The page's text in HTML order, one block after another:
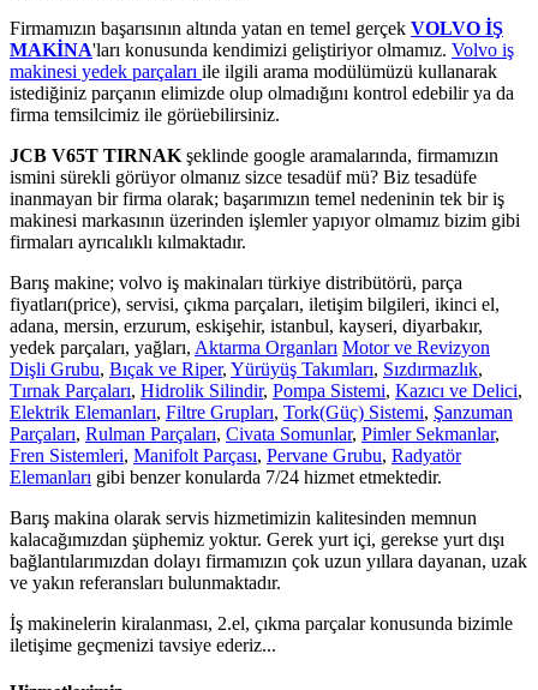
Firmamızın başarısının altında yatan en temel gerçek VOLVO İŞ
MAKİNA'ları konusunda kendimizi geliştiriyor olmamız. Volvo iş
makinesi yedek parçaları ile ilgili arama modülümüzü kullanarak
istediğiniz parçanın elimizde olup olmadığını kontrol edebilir ya da
firma temsilcimiz ile görüebilirsiniz.
JCB V65T TIRNAK şeklinde google aramalarında, firmamızın
ismini sürekli görüyor olmanız sizce tesadüf mü? Biz tesadüfe
inanmayan bir firma olarak; başarımızın temel nedeninin tek bir iş
makinesi markasının üzerinden işlemler yapıyor olmamız bizim gibi
firmaları ayrıcalıklı kılmaktadır.
Barış makine; volvo iş makinaları türkiye distribütörü, parça
fiyatları(price), servisi, çıkma parçaları, iletişim bilgileri, ikinci el,
adana, mersin, erzurum, eskişehir, istanbul, kayseri, diyarbakır,
yedek parçaları, yağları, Aktarma Organları Motor ve Revizyon
Dişli Grubu, Bıçak ve Riper, Yürüyüş Takımları, Sızdırmazlık,
Tırnak Parçaları, Hidrolik Silindir, Pompa Sistemi, Kazıcı ve Delici,
Elektrik Elemanları, Filtre Grupları, Tork(Güç) Sistemi, Şanzuman
Parçaları, Rulman Parçaları, Civata Somunlar, Pimler Sekmanlar,
Fren Sistemleri, Manifolt Parçası, Pervane Grubu, Radyatör
Elemanları gibi benzer konularda 7/24 hizmet etmektedir.
Barış makina olarak servis hizmetimizin kalitesinden memnun
kalacağımızdan şüphemiz yoktur. Gerek yurt içi, gerekse yurt dışı
bağlantılarımızdan dolayı firmamızın çok uzun yıllara dayanan, uzak
ve yakın referansları bulunmaktadır.
İş makinelerin kiralanması, 2.el, çıkma parçalar konusunda bizimle
iletişime geçmenizi tavsiye ederiz...